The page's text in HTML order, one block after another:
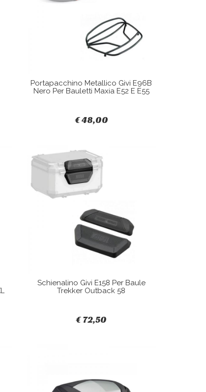
Portapacchino Metallico Givi E96B
Nero Per Bauletti Maxia E52 E E55
€ 48,00
Schienalino Givi E158 Per Baule
Trekker Outback 58
€ 72,50